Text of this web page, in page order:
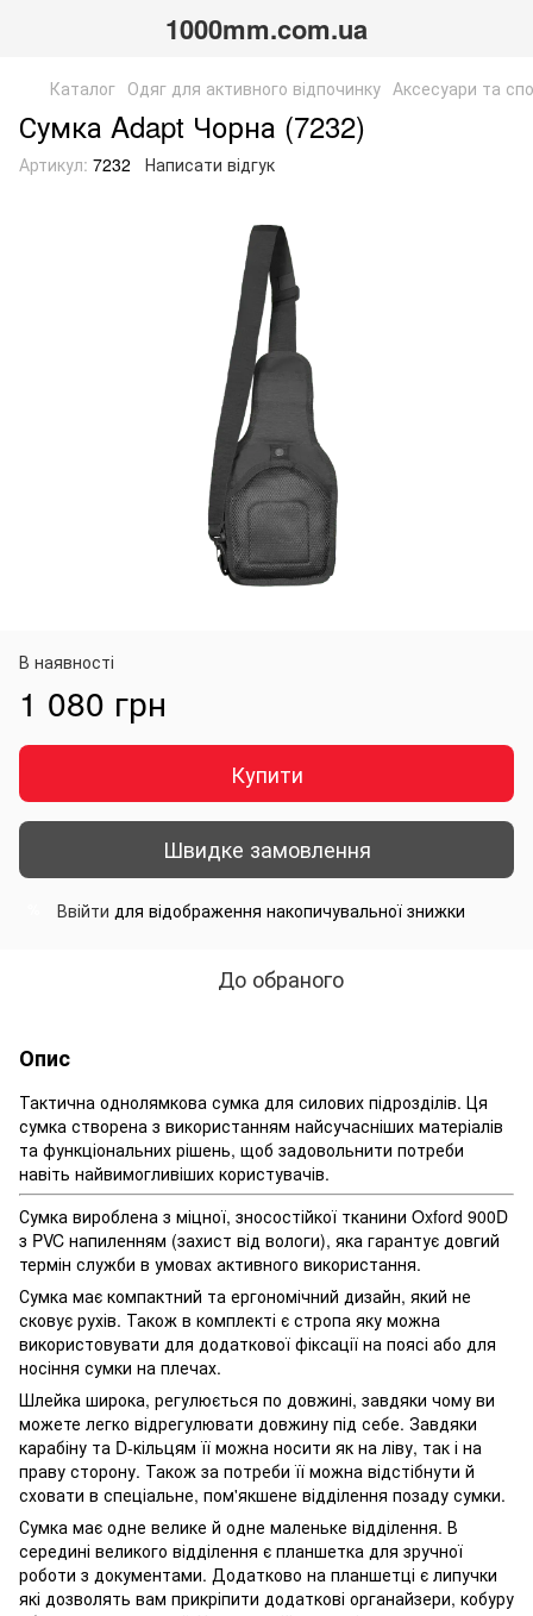
1000mm.com.ua
Каталог Одяг для активного відпочинку Аксесуари та
Сумка Adapt Чорна (7232)
Артикул: 7232 Написати відгук
В наявності
1 080 грн
Купити
Швидке замовлення
Ввійти для відображення накопичувальної знижки
До обраного
Опис
Тактична однолямкова сумка для силових підрозділів. Ця
сумка створена з використанням найсучасніших матеріалів
та функціональних рішень, щоб задовольнити потреби
навіть найвимогливіших користувачів.
Сумка вироблена з міцної, зносостійкої тканини Oxford 900D
з PVC напиленням (захист від вологи), яка гарантує довгий
термін служби в умовах активного використання.
Сумка має компактний та ергономічний дизайн, який не
сковує рухів. Також в комплекті є стропа яку можна
використовувати для додаткової фіксації на поясі або для
носіння сумки на плечах.
Шлейка широка, регулюється по довжині, завдяки чому ви
можете легко відрегулювати довжину під себе. Завдяки
карабіну та D-кільцям її можна носити як на ліву, так і на
праву сторону. Також за потреби її можна відстібнути й
сховати в спеціальне, пом'якшене відділення позаду сумки.
Сумка має одне велике й одне маленьке відділення. В
середині великого відділення є планшетка для зручної
роботи з документами. Додатково на планшетці є липучки
які дозволять вам прикріпити додаткові органайзери, кобуру